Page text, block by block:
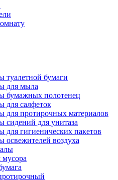
туалетной бумаги
для мыла
бумажных полотенец
для салфеток
для протирочных материалов
сидений для унитаза
для гигиенических пакетов
освежителей воздуха